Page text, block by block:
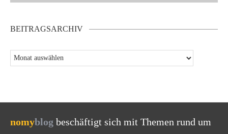
BEITRAGSARCHIV
nomyblog beschäftigt sich mit Themen rund um